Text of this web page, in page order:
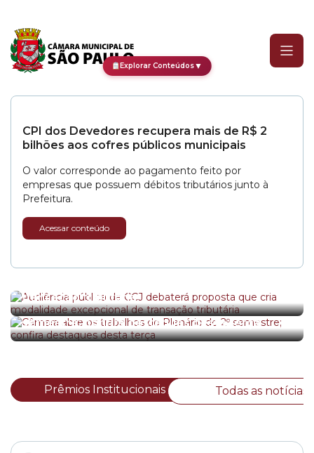
Explorar Conteúdos▼
CPI dos Devedores recupera mais de R$ 2
bilhões aos cofres públicos municipais
O valor corresponde ao pagamento feito por
empresas que possuem débitos tributários junto à
Prefeitura.
Acessar conteúdo
Audiência pública da CCJ debaterá proposta
transação tributária
Câmara abre os trabalhos do Plenário do 2º
semestre; confira destaques desta terça
Prêmios Institucionais Todas as notícias